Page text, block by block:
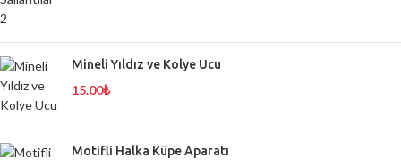
Mineli Yıldız ve Kolye Ucu
15.00₺
Motifli Halka Küpe Aparatı